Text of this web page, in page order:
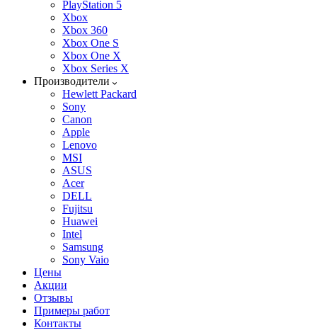
PlayStation 5
Xbox
Xbox 360
Xbox One S
Xbox One X
Xbox Series X
Производители
Hewlett Packard
Sony
Canon
Apple
Lenovo
MSI
ASUS
Acer
DELL
Fujitsu
Huawei
Intel
Samsung
Sony Vaio
Цены
Акции
Отзывы
Примеры работ
Контакты